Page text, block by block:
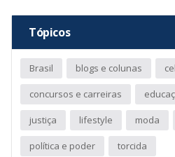
Tópicos
Brasil blogs e colunas
concursos e carreiras
justiça lifestyle moda
política e poder torcida